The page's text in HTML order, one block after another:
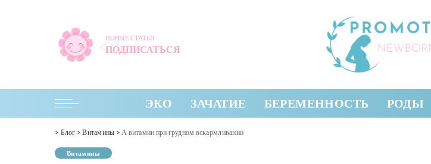
НОВЫЕ СТАТЬИ
ПОДПИСАТЬСЯ
ЭКО ЗАЧАТИЕ БЕРЕМЕННОСТЬ РОДЫ
> Блог >Витамины > А витамин при грудном вскармливании
Витамины